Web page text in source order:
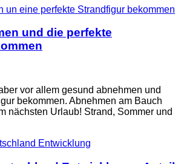
und die perfekte
vor allem gesund abnehmen und
bekommen. Abnehmen am Bauch
nächsten Urlaub! Strand, Sommer und